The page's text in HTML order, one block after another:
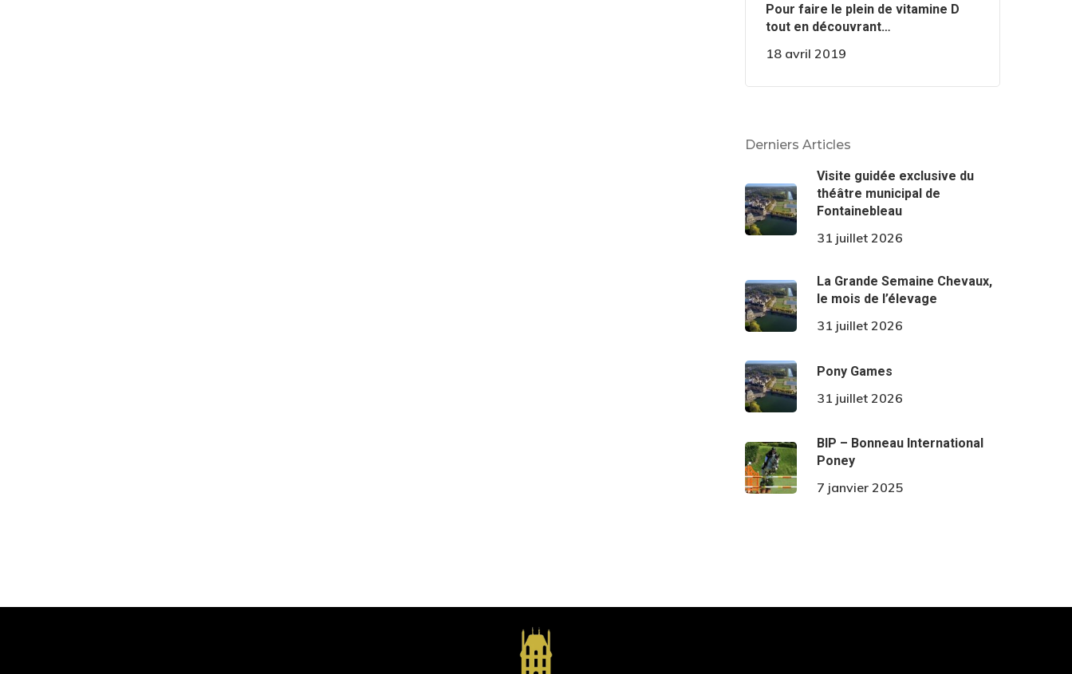
Pour faire le plein de vitamine D
tout en découvrant…
18 avril 2019
Derniers Articles
Visite guidée exclusive du
théâtre municipal de
Fontainebleau
31 juillet 2026
La Grande Semaine Chevaux,
le mois de l’élevage
31 juillet 2026
Pony Games
31 juillet 2026
BIP – Bonneau International
Poney
7 janvier 2025